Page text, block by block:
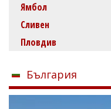
Ямбол
Сливен
Пловдив
България